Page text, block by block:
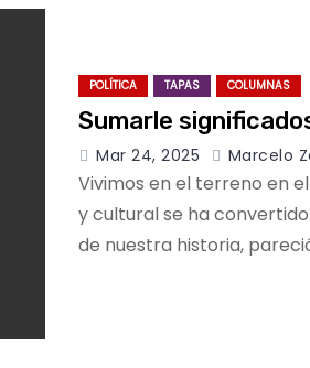
POLÍTICA TAPAS COLUMNAS
Sumarle
Mar 24, 2025 Marcelo
Vivimos en el terreno en
y cultural se ha
de nuestra historia,